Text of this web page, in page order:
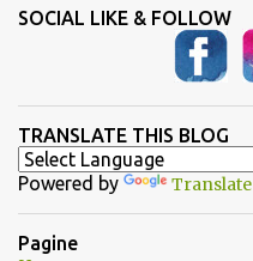
SOCIAL LIKE & FOLLOW
TRANSLATE THIS BLOG
Powered by Translate
Pagine